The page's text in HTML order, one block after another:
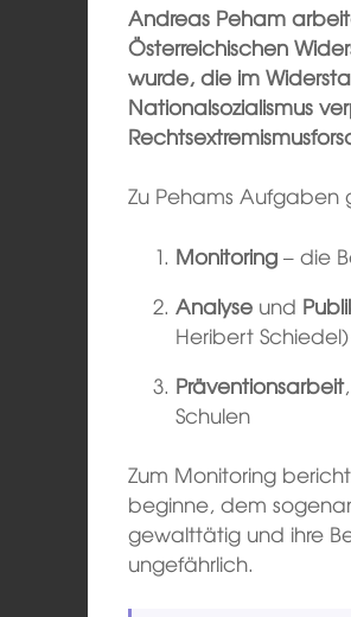
Andreas Peham
Österreichischen
wurde, die im
Nationalsozialismus
Zu Pehams Aufgaben
Monitoring – die
Analyse und
Heribert Schiedel)
Präventionsarbeit
Schulen
Zum Monitoring
beginne, dem
gewalttätig und ihre
ungefährlich.